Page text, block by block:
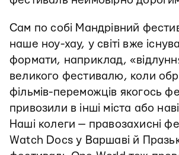
Сам по собі Мандрівний
наше ноу-хау, у світі вже
формати, наприклад,
великого фестивалю, коли
фільмів-переможців якогось
привозили в інші міста або
Наші колеги — правозахисні
Watch Docs у Варшаві й